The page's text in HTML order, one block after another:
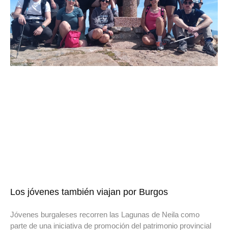
Los jóvenes también viajan por Burgos
Jóvenes burgaleses recorren las Lagunas de Neila como
parte de una iniciativa de promoción del patrimonio provincial